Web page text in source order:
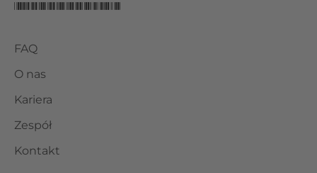
FAQ
O nas
Kariera
Zespół
Kontakt